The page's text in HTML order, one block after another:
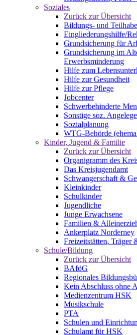
Soziales
Zurück zur Übersicht
Bildungs- und
Eingliederungshilfe/
Grundsicherung für
Grundsicherung im
Erwerbsminderung
Hilfe zum
Hilfe zur Gesundheit
Hilfe zur Pflege
Jobcenter
Schwerbehinderte
Sonstige soz.
Sozialplanung
WTG-Behörde
Kinder, Jugend & Familie
Zurück zur Übersicht
Organigramm des
Das Kreisjugendamt
Schwangerschaft &
Kleinkinder
Schulkinder
Jugendliche
Junge Erwachsene
Familien &
Ankerplatz Norderney
Freizeitstätten, Träger
Schule/Bildung
Zurück zur Übersicht
BAföG
Regionales
Kein Abschluss ohne
Medienzentrum HSK
Musikschule
PTA
Schulen und
Schulamt für HSK